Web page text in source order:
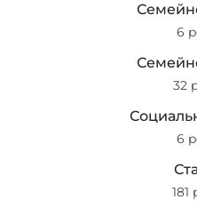
6
32
6
181